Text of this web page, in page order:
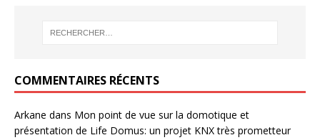
COMMENTAIRES RÉCENTS
Arkane dans Mon point de vue sur la domotique et
présentation de Life Domus: un projet KNX très prometteur